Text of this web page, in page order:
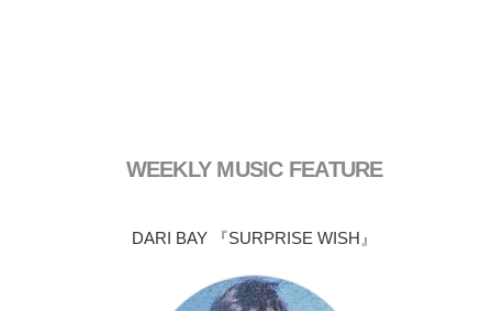
WEEKLY MUSIC FEATURE
DARI BAY 『SURPRISE WISH』